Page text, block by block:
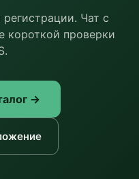
регистрации. Чат с
короткой проверки
→